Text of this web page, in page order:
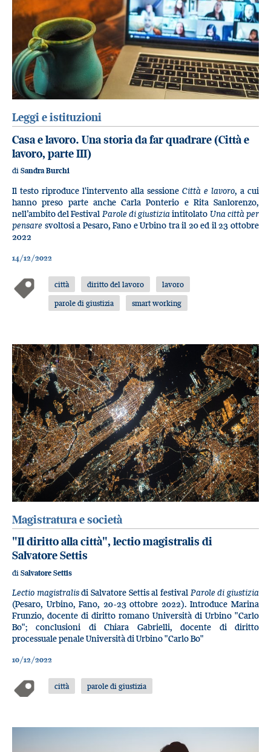
Leggi e istituzioni
Casa e lavoro. Una storia da far quadrare (Città e
lavoro, parte III)
di Sandra Burchi
Il testo riproduce l'intervento alla sessione Città e lavoro, a cui
hanno preso parte anche Carla Ponterio e Rita Sanlorenzo,
nell’ambito del Festival Parole di giustiziaintitolato Una città per
pensare svoltosi a Pesaro, Fano e Urbino tra il 20 ed il 23 ottobre
2022
14/12/2022
città diritto del lavoro
lavoro
parole di giustizia
smart working
Magistratura e società
"Il diritto alla città", lectio magistralis di
Salvatore Settis
di Salvatore Settis
Lectio magistralisdi Salvatore Settis al festival Parole di giustizia
(Pesaro, Urbino, Fano, 20-23 ottobre 2022). Introduce Marina
Frunzio, docente di diritto romano Università di Urbino "Carlo
Bo"; conclusioni di Chiara Gabrielli, docente di diritto
processuale penale Università di Urbino "Carlo Bo"
10/12/2022
città parole di giustizia